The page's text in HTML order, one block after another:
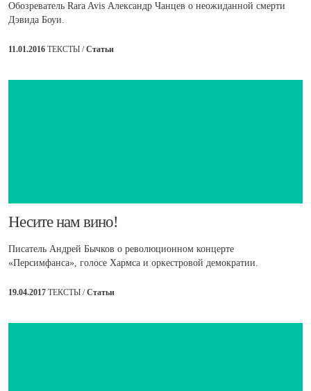
Обозреватель Rara Avis Александр Чанцев о неожиданной смерти
Дэвида Боуи.
11.01.2016 ТЕКСТЫ /Статьи
​Несите нам вино!
Писатель Андрей Бычков о революционном концерте
«Персимфанса», голосе Хармса и оркестровой демократии.
19.04.2017 ТЕКСТЫ /Статьи